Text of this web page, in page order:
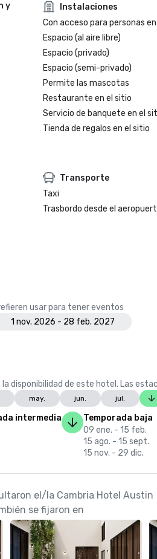
y
Instalaciones
Con acceso para personas
Espacio (al aire libre)
Espacio (privado)
Espacio (semi-privado)
Permite las mascotas
Restaurante en el sitio
Servicio de banquete en el
Tienda de regalos en el sitio
Transporte
Taxi
Trasbordo desde el
usar para tener eventos
1 nov. 2026 - 28 feb. 2027
disponibilidad de este hotel. Las
may. jun. jul.
intermedia
Temporada baja
09 ene. - 15 feb.
15 ago. - 15 sept.
15 nov. - 29 dic.
el/la Cambria Hotel Austin
se fijaron en